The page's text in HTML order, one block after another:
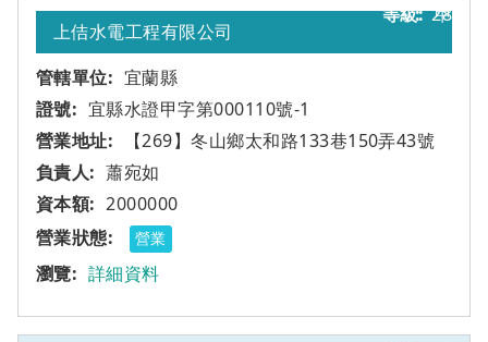
28
上佶水電工程有限公司
宜蘭縣
宜縣水證甲字第000110號-1
【269】冬山鄉太和路133巷150弄43號
甲
蕭宛如
2000000
營業
詳細資料